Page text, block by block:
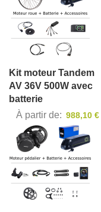
Kit moteur Tandem
AV 36V 500W avec
batterie
À partir de
988,10 €